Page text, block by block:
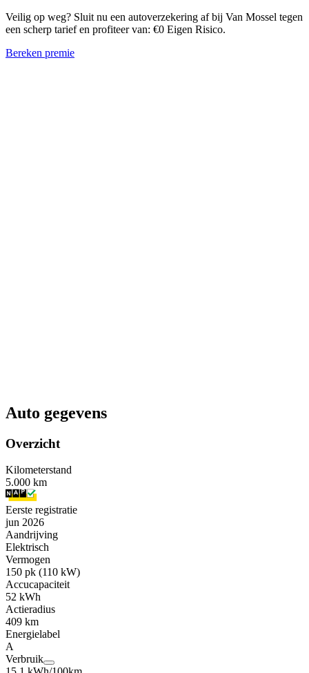
Veilig op weg? Sluit nu een autoverzekering af bij Van Mossel tegen
een scherp tarief en profiteer van: €0 Eigen Risico.
Bereken premie
Auto gegevens
Overzicht
Kilometerstand
5.000 km
Eerste registratie
jun 2026
Aandrijving
Elektrisch
Vermogen
150 pk (110 kW)
Accucapaciteit
52 kWh
Actieradius
409 km
Energielabel
A
Verbruik